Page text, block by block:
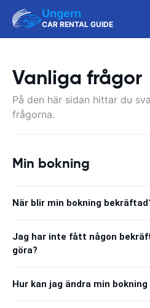
Ungern
CAR RENTAL GUIDE
Vanliga frågor
På den här sidan hittar du
frågorna.
Min bokning
När blir min bokning
Jag har inte fått någon
göra?
Hur kan jag ändra min